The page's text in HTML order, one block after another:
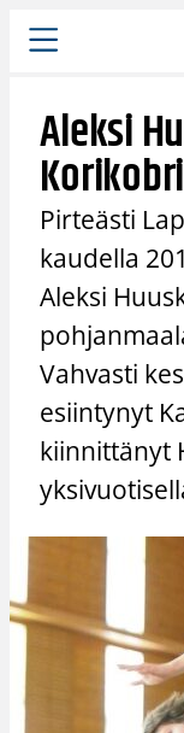
Siirry
sisältöön
Aleksi
Pirteästi
kaudella
Aleksi
Vahvasti
esiintynyt
kiinnittänyt